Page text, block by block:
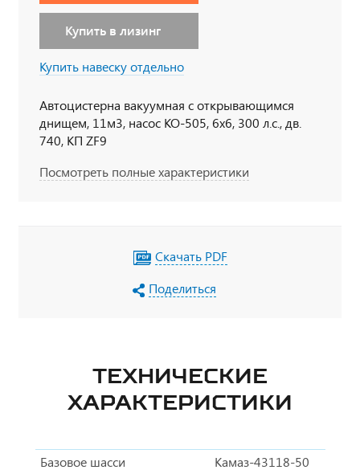
Купить в лизинг
Купить навеску отдельно
Автоцистерна вакуумная с открывающимся
днищем, 11м3, насос КО-505, 6х6, 300 л.с., дв.
740, КП ZF9
Посмотреть полные характеристики
Скачать PDF
Поделиться
ТЕХНИЧЕСКИЕ
ХАРАКТЕРИСТИКИ
Базовое шасси
Камаз-43118-50